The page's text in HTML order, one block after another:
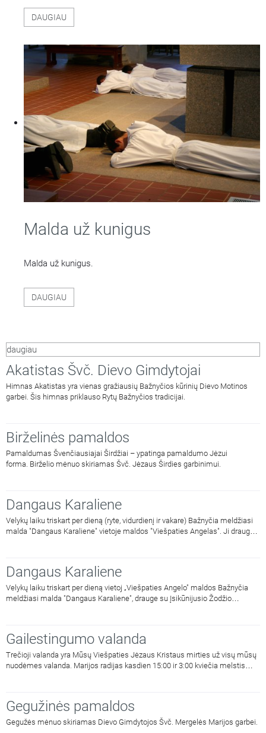
DAUGIAU
Malda už kunigus
Malda už kunigus.
DAUGIAU
daugiau
Akatistas Švč. Dievo Gimdytojai
Himnas Akatistas yra vienas gražiausių Bažnyčios kūrinių Dievo Motinos
garbei. Šis himnas priklauso Rytų Bažnyčios tradicijai.
Birželinės pamaldos
Pamaldumas Švenčiausiajai Širdžiai – ypatinga pamaldumo Jėzui
forma. Birželio mėnuo skiriamas Švč. Jėzaus Širdies garbinimui.
Dangaus Karaliene
Velykų laiku triskart per dieną (ryte, vidurdienį ir vakare) Bažnyčia meldžiasi
malda "Dangaus Karaliene" vietoje maldos "Viešpaties Angelas". Ji drauge
Dangaus Karaliene
Velykų laiku triskart per dieną vietoj „Viešpaties Angelo" maldos Bažnyčia
meldžiasi malda "Dangaus Karaliene", drauge su Įsikūnijusio Žodžio
Gailestingumo valanda
Trečioji valanda yra Mūsų Viešpaties Jėzaus Kristaus mirties už visų mūsų
nuodėmes valanda. Marijos radijas kasdien 15:00 ir 3:00 kviečia melstis
Jėzaus paveikslas, nutapytas pagal šv. Faustinos regėjimus.
Gegužinės pamaldos
Gegužės mėnuo skiriamas Dievo Gimdytojos Švč. Mergelės Marijos garbei.